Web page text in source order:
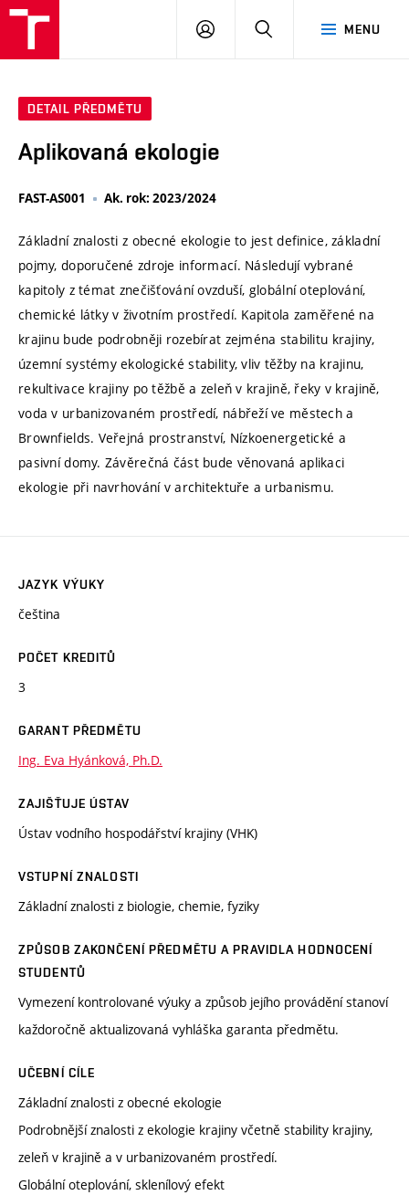
MENU
PŘIHLÁSIT
DETAIL PŘEDMĚTU
Aplikovaná ekologie
FAST-AS001 Ak. rok: 2023/2024
Základní znalosti z obecné ekologie to jest definice, základní
pojmy, doporučené zdroje informací. Následují vybrané
kapitoly z témat znečišťování ovzduší, globální oteplování,
chemické látky v životním prostředí. Kapitola zaměřené na
krajinu bude podrobněji rozebírat zejména stabilitu krajiny,
územní systémy ekologické stability, vliv těžby na krajinu,
rekultivace krajiny po těžbě a zeleň v krajině, řeky v krajině,
voda v urbanizovaném prostředí, nábřeží ve městech a
Brownfields. Veřejná prostranství, Nízkoenergetické a
pasivní domy. Závěrečná část bude věnovaná aplikaci
ekologie při navrhování v architektuře a urbanismu.
JAZYK VÝUKY
čeština
POČET KREDITŮ
3
GARANT PŘEDMĚTU
Ing. Eva Hyánková, Ph.D.
ZAJIŠŤUJE ÚSTAV
Ústav vodního hospodářství krajiny (VHK)
VSTUPNÍ ZNALOSTI
Základní znalosti z biologie, chemie, fyziky
ZPŮSOB ZAKONČENÍ PŘEDMĚTU A PRAVIDLA HODNOCENÍ
STUDENTŮ
Vymezení kontrolované výuky a způsob jejího provádění stanoví
každoročně aktualizovaná vyhláška garanta předmětu.
UČEBNÍ CÍLE
Základní znalosti z obecné ekologie
Podrobnější znalosti z ekologie krajiny včetně stability krajiny,
zeleň v krajině a v urbanizovaném prostředí.
Globální oteplování, sklenílový efekt